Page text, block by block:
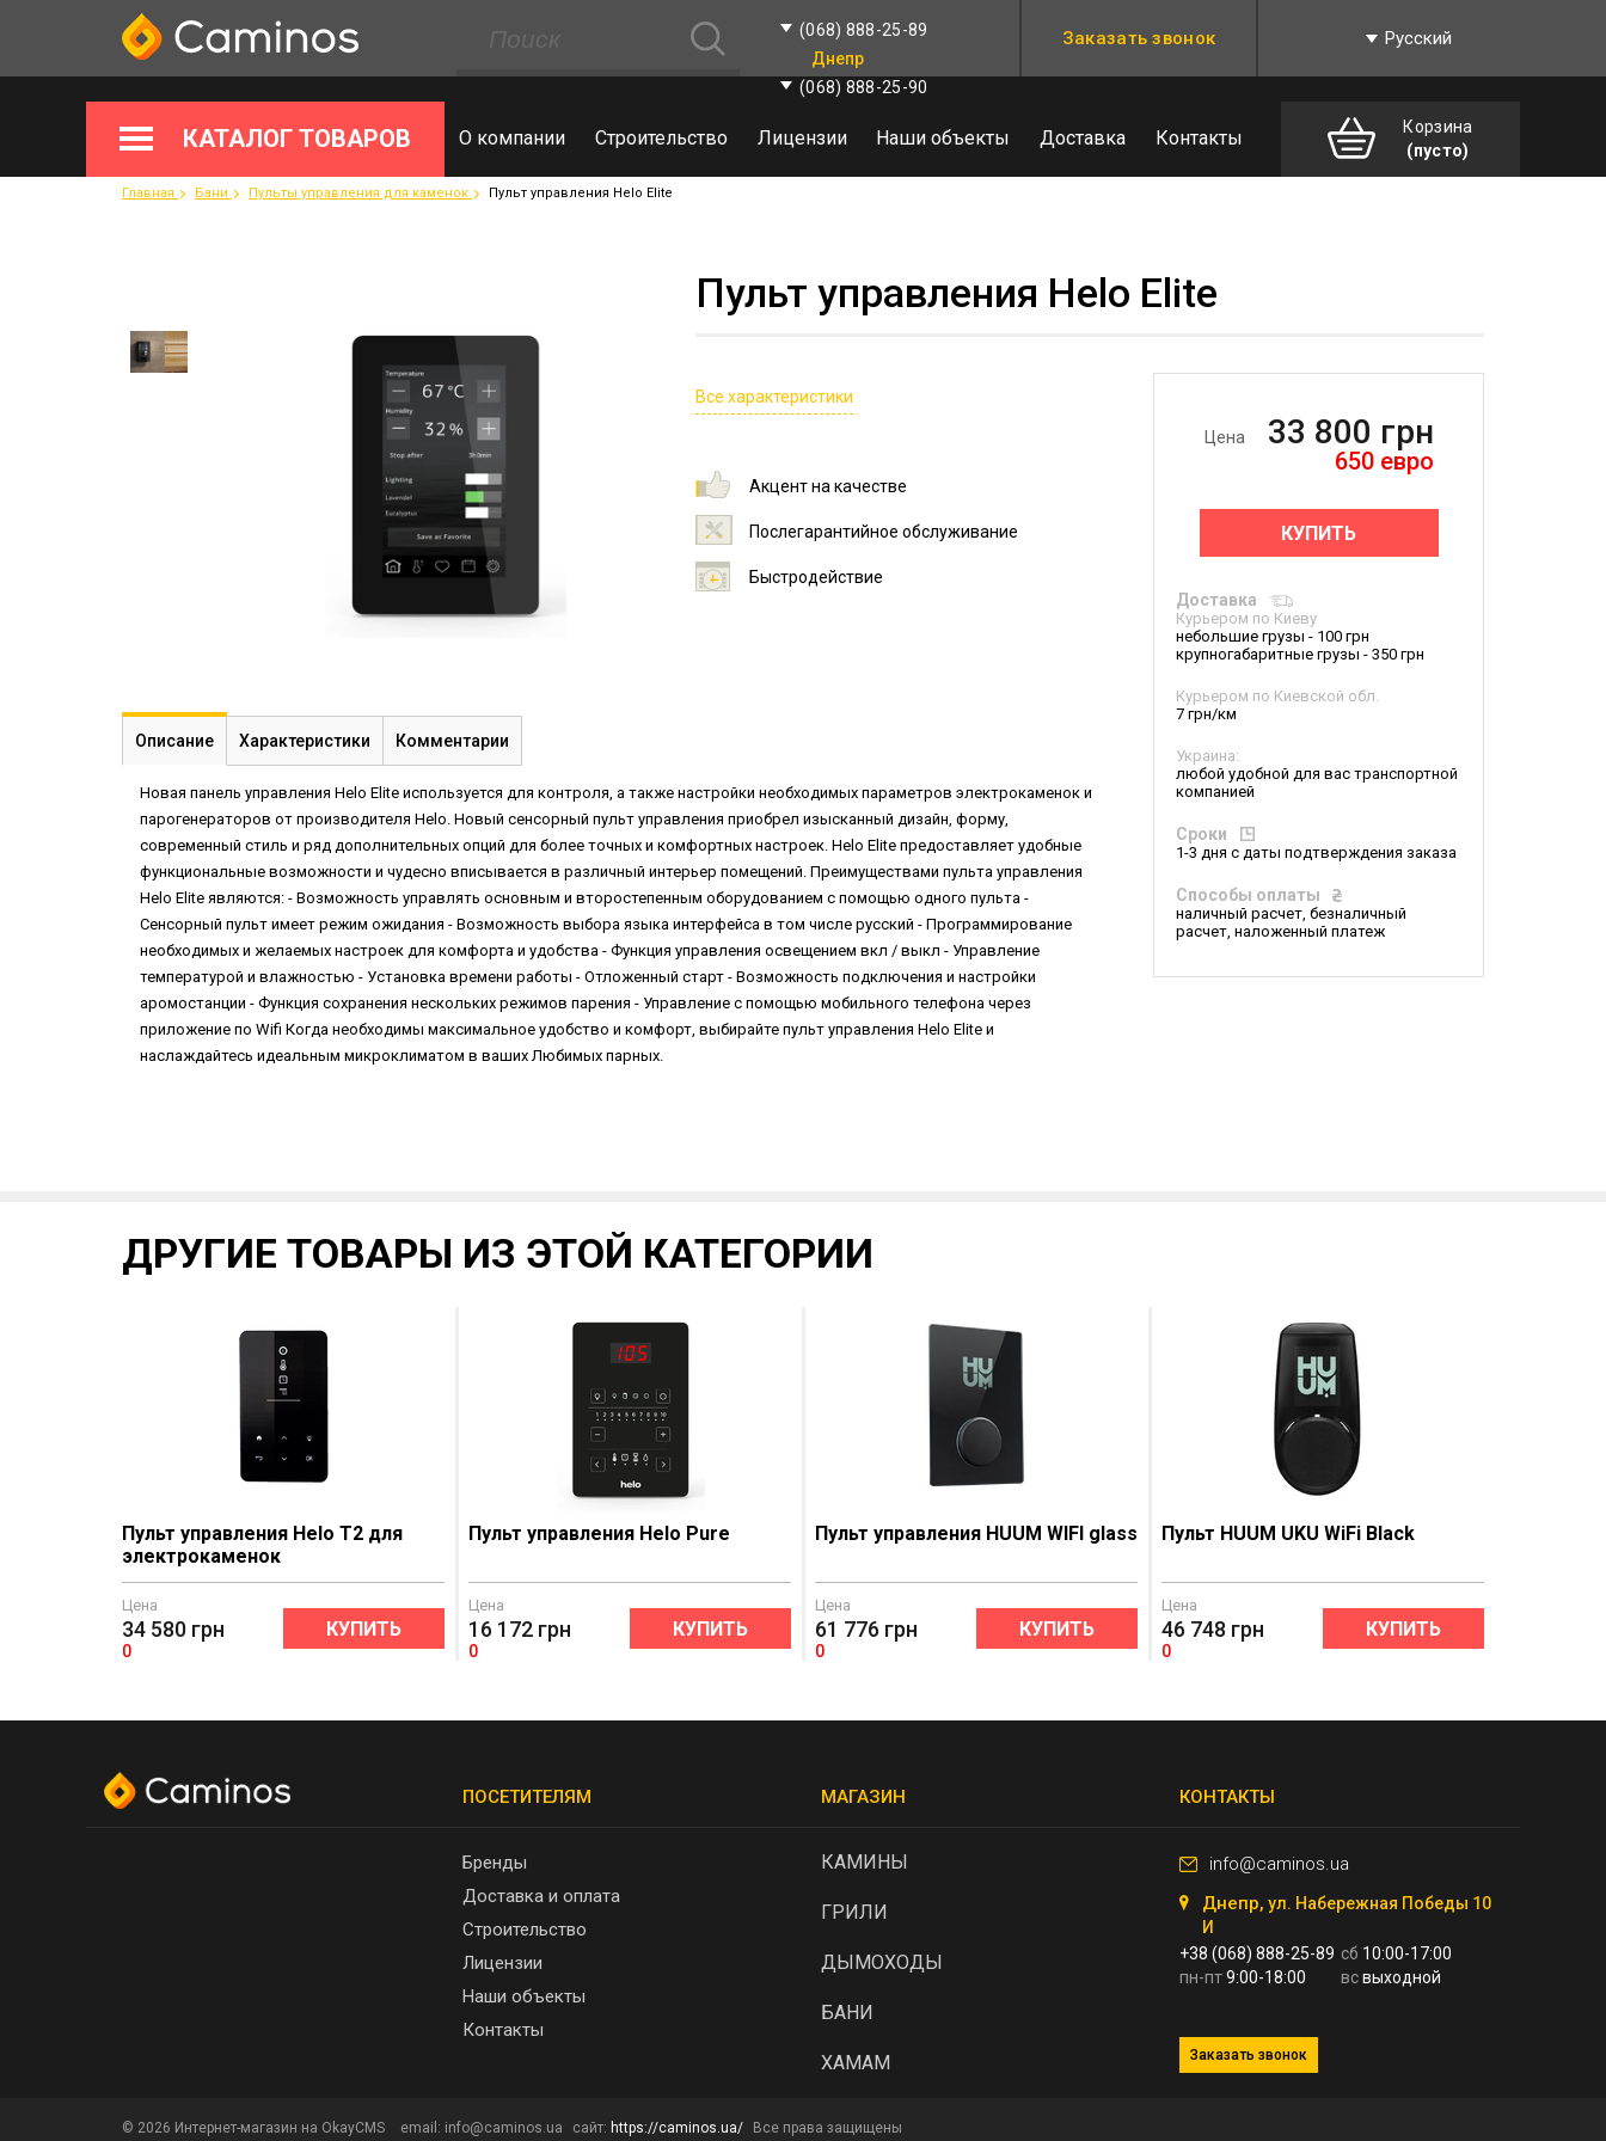
(068) 888-25-89
Днепр
(068) 888-25-90
Заказать звонок Русский
КАТАЛОГ ТОВАРОВ О компании Строительство Лицензии Наши объекты Доставка Контакты
Корзина
(пусто)
Главная Бани Пульты управления для каменок Пульт управления Helo Elite
Пульт управления Helo Elite
Цена 33 800 грн
650 евро
КУПИТЬ
Доставка
Курьером по Киеву
небольшие грузы - 100 грн
крупногабаритные грузы - 350 грн
Курьером по Киевской обл.
7 грн/км
Украина:
любой удобной для вас транспортной
компанией
Сроки
1-3 дня с даты подтверждения заказа
Способы оплаты
наличный расчет, безналичный
расчет, наложенный платеж
Все характеристики
Акцент на качестве
Послегарантийное обслуживание
Быстродействие
Описание Характеристики Комментарии
Новая панель управления Helo Elite используется для контроля, а также настройки необходимых параметров электрокаменок и
парогенераторов от производителя Helo. Новый сенсорный пульт управления приобрел изысканный дизайн, форму,
современный стиль и ряд дополнительных опций для более точных и комфортных настроек. Helo Elite предоставляет удобные
функциональные возможности и чудесно вписывается в различный интерьер помещений. Преимуществами пульта управления
Helo Elite являются: - Возможность управлять основным и второстепенным оборудованием с помощью одного пульта -
Сенсорный пульт имеет режим ожидания - Возможность выбора языка интерфейса в том числе русский - Программирование
необходимых и желаемых настроек для комфорта и удобства - Функция управления освещением вкл / выкл - Управление
температурой и влажностью - Установка времени работы - Отложенный старт - Возможность подключения и настройки
аромостанции - Функция сохранения нескольких режимов парения - Управление с помощью мобильного телефона через
приложение по Wifi Когда необходимы максимальное удобство и комфорт, выбирайте пульт управления Helo Elite и
наслаждайтесь идеальным микроклиматом в ваших Любимых парных.
ДРУГИЕ ТОВАРЫ ИЗ ЭТОЙ КАТЕГОРИИ
Пульт управления Helo Т2 для
электрокаменок
Цена
34 580 грн
0
КУПИТЬ
Пульт управления Helo Pure
Цена
16 172 грн
0
КУПИТЬ
Пульт управления HUUM WIFI glass
Цена
61 776 грн
0
КУПИТЬ
Пульт HUUM UKU WiFi Black
Цена
46 748 грн
0
КУПИТЬ
ПОСЕТИТЕЛЯМ
Бренды
Доставка и оплата
Строительство
Лицензии
Наши объекты
Контакты
МАГАЗИН
КАМИНЫ
ГРИЛИ
ДЫМОХОДЫ
БАНИ
ХАМАМ
КОНТАКТЫ
info@caminos.ua
Днепр, ул. Набережная Победы 10
И
+38 (068) 888-25-89
пн-пт9:00-18:00
сб 10:00-17:00
всвыходной
Заказать звонок
© 2026 Интернет-магазин на OkayCMS email: info@caminos.ua сайт: https://caminos.ua/ Все права защищены